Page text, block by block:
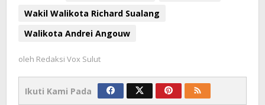
Wakil Walikota Richard Sualang
Walikota Andrei Angouw
oleh Redaksi Vox Sulut
Ikuti Kami Pada